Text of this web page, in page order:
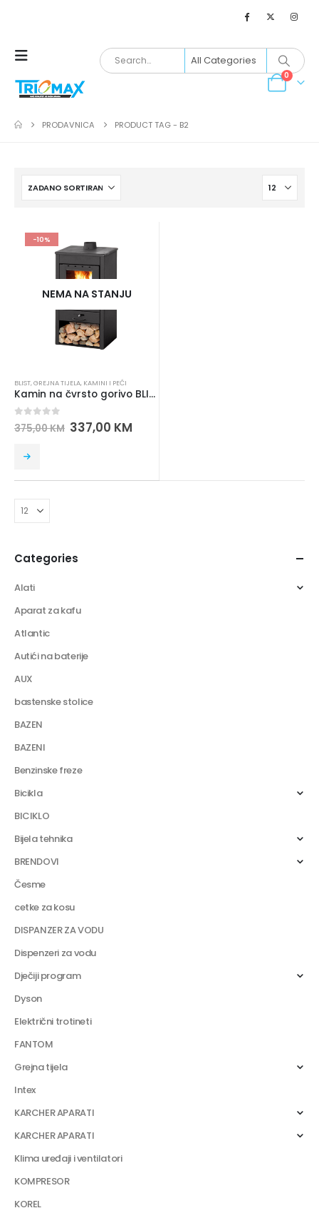
0
PRODAVNICA PRODUCT TAG - B2
-10%
NEMA NA STANJU
BLIST,GREJNA TIJELA, KAMINI I PEĆI
Kamin na čvrsto gorivo BLIST B2
out of 5
375,00KM 337,00 KM
Categories
Alati
Aparat za kafu
Atlantic
Autići na baterije
AUX
bastenske stolice
BAZEN
BAZENI
Benzinske freze
Bicikla
BICIKLO
Bijela tehnika
BRENDOVI
Česme
cetke za kosu
DISPANZER ZA VODU
Dispenzeri za vodu
Dječiji program
Dyson
Električni trotineti
FANTOM
Grejna tijela
Intex
KARCHER APARATI
KARCHER APARATI
Klima uređaji i ventilatori
KOMPRESOR
KOREL